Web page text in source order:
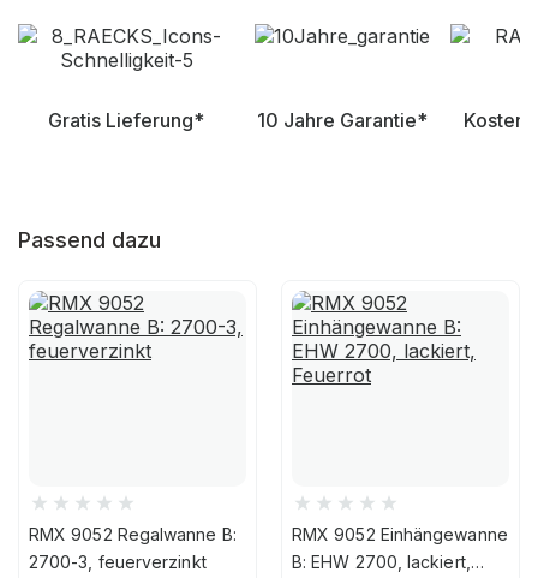
Gratis Lieferung* 10 Jahre Garantie*
Passend dazu
RMX 9052 Regalwanne B:
2700-3, feuerverzinkt
RMX 9052 Einhängewanne
B: EHW 2700, lackiert,